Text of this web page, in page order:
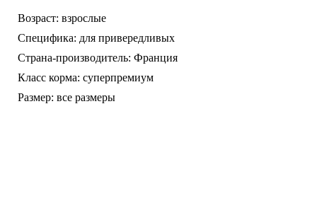
Возраст: взрослые
Специфика: для привередливых
Страна-производитель: Франция
Класс корма: суперпремиум
Размер: все размеры